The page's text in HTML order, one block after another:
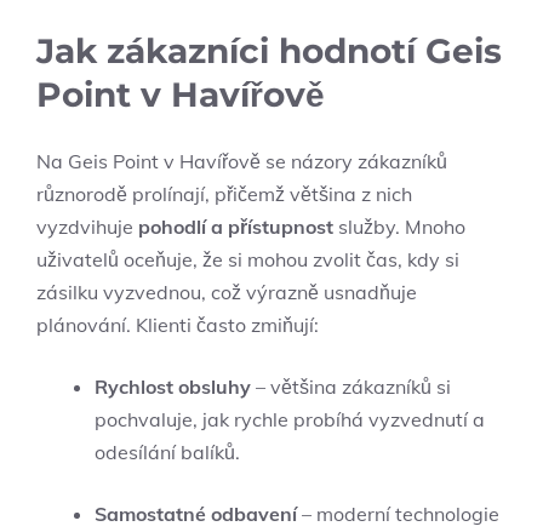
Jak zákazníci hodnotí Geis
Point v Havířově
Na Geis Point v Havířově se názory zákazníků
různorodě prolínají, přičemž většina z nich
vyzdvihuje pohodlí a přístupnost služby. Mnoho
uživatelů oceňuje, že si mohou zvolit čas, kdy si
zásilku vyzvednou, což výrazně usnadňuje
plánování. Klienti často zmiňují:
Rychlost obsluhy – většina zákazníků si
pochvaluje, jak rychle probíhá vyzvednutí a
odesílání balíků.
Samostatné odbavení– moderní technologie